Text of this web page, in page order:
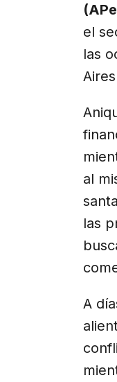
el
las
al
las
A